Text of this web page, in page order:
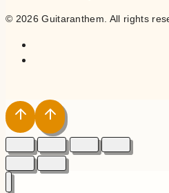
© 2026 Guitaranthem. All rights